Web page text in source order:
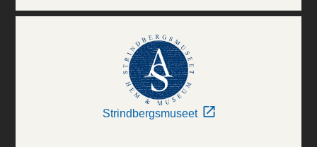
Strindbergsmuseet